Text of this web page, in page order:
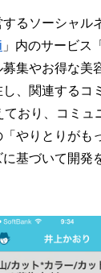
るソーシャル
」内のサービス
集やお得な美
、関連するコ
おり、コミュ
やりとりがも
に基づいて開発